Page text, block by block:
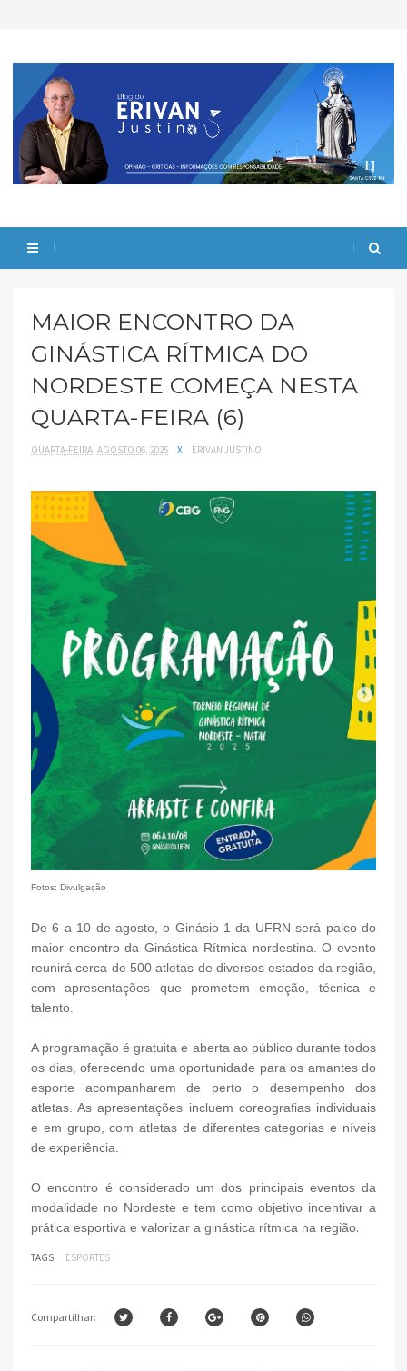
MAIOR ENCONTRO DA
GINÁSTICA RÍTMICA DO
NORDESTE COMEÇA NESTA
QUARTA-FEIRA (6)
QUARTA-FEIRA, AGOSTO 06, 2025 X ERIVAN JUSTINO
Fotos: Divulgação
De 6 a 10 de agosto, o Ginásio 1 da UFRN será palco do
maior encontro da Ginástica Rítmica nordestina. O evento
reunirá cerca de 500 atletas de diversos estados da região,
com apresentações que prometem emoção, técnica e
talento.
A programação é gratuita e aberta ao público durante todos
os dias, oferecendo uma oportunidade para os amantes do
esporte acompanharem de perto o desempenho dos
atletas. As apresentações incluem coreografias individuais
e em grupo, com atletas de diferentes categorias e níveis
de experiência.
O encontro é considerado um dos principais eventos da
modalidade no Nordeste e tem como objetivo incentivar a
prática esportiva e valorizar a ginástica rítmica na região.
TAGS: ESPORTES
Compartilhar: